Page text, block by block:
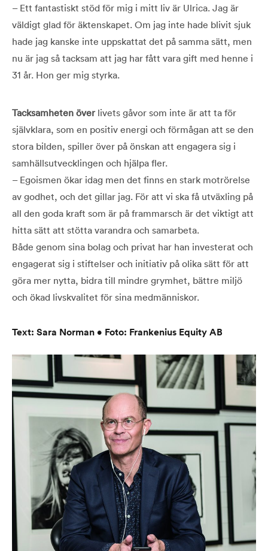
– Ett fantastiskt stöd för mig i mitt liv är Ulrica. Jag är
väldigt glad för äktenskapet. Om jag inte hade blivit sjuk
hade jag kanske inte uppskattat det på samma sätt, men
nu är jag så tacksam att jag har fått vara gift med henne i
31 år. Hon ger mig styrka.
Tacksamheten överlivets gåvor som inte är att ta för
självklara, som en positiv energi och förmågan att se den
stora bilden, spiller över på önskan att engagera sig i
samhällsutvecklingen och hjälpa fler.
– Egoismen ökar idag men det finns en stark motrörelse
av godhet, och det gillar jag. För att vi ska få utväxling på
all den goda kraft som är på frammarsch är det viktigt att
hitta sätt att stötta varandra och samarbeta.
Både genom sina bolag och privat har han investerat och
engagerat sig i stiftelser och initiativ på olika sätt för att
göra mer nytta, bidra till mindre grymhet, bättre miljö
och ökad livskvalitet för sina medmänniskor.
Text: Sara Norman • Foto: Frankenius Equity AB